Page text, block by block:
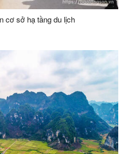
cơ sở hạ tầng du lịch